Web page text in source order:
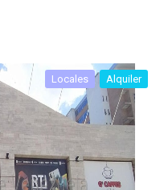
Locales Alquiler